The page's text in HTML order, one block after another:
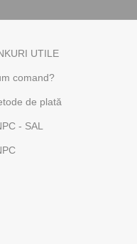
UTILE
comand?
de plată
- SAL